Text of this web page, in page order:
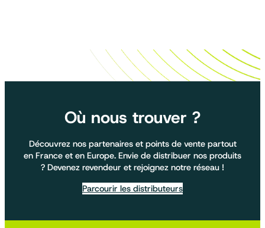
Où nous trouver ?
Découvrez nos partenaires et points de vente partout
en France et en Europe. Envie de distribuer nos produits
? Devenez revendeur et rejoignez notre réseau !
Parcourir les distributeurs